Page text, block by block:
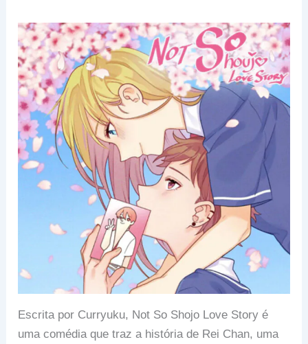
Escrita por Curryuku, Not So Shojo Love Story é
uma comédia que traz a história de Rei Chan, uma